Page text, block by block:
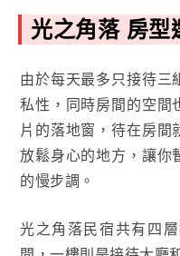
光之角落 房型
由於每天最多只接待三
私性，同時房間的空間
片的落地窗，待在房間
放鬆身心的地方，讓你
的慢步調。
光之角落民宿共有四